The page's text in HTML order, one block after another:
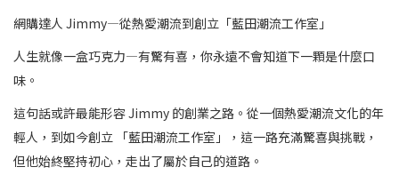
網購達人 Jimmy—從熱愛潮流到創立「藍田潮流工作室」
人生就像一盒巧克力—有驚有喜，你永遠不會知道下一顆是什麼口
味。
這句話或許最能形容 Jimmy 的創業之路。從一個熱愛潮流文化的年
輕人，到如今創立 「藍田潮流工作室」，這一路充滿驚喜與挑戰，
但他始終堅持初心，走出了屬於自己的道路。